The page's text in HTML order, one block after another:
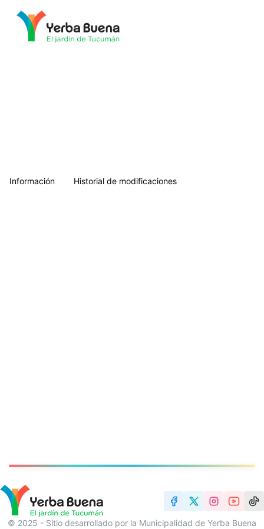
Información Historial de modificaciones
© 2025 - Sitio desarrollado por la Municipalidad de Yerba Buena